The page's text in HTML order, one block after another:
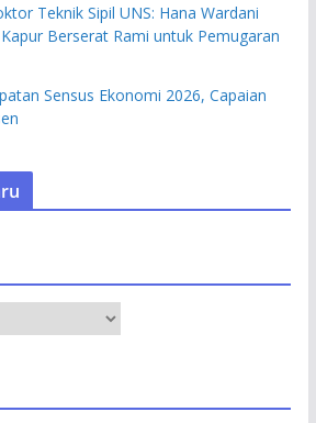
Teknik Sipil UNS: Hana Wardani
Berserat Rami untuk Pemugaran
Sensus Ekonomi 2026, Capaian